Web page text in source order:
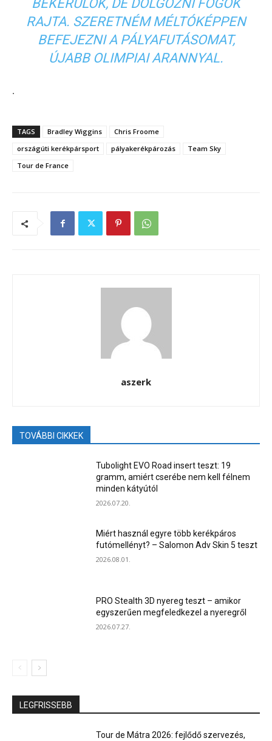
BEKERÜLÖK, DE DOLGOZNI FOGOK
RAJTA. SZERETNÉM MÉLTÓKÉPPEN
BEFEJEZNI A PÁLYAFUTÁSOMAT,
ÚJABB OLIMPIAI ARANNYAL.
.
TAGS Bradley Wiggins
Chris Froome
országúti kerékpársport
pályakerékpározás
Team Sky
Tour de France
aszerk
TOVÁBBI CIKKEK
Tubolight EVO Road insert teszt: 19
gramm, amiért cserébe nem kell félnem
minden kátyútól
2026.07.20.
Miért használ egyre több kerékpáros
futómellényt? – Salomon Adv Skin 5 teszt
2026.08.01.
PRO Stealth 3D nyereg teszt – amikor
egyszerűen megfeledkezel a nyeregről
2026.07.27.
LEGFRISSEBB
Tour de Mátra 2026: fejlődő szervezés,